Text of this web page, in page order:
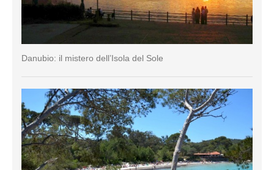
Danubio: il mistero dell’Isola del Sole